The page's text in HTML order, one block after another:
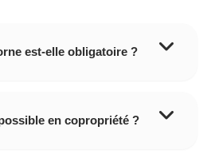
est-elle obligatoire ?
en copropriété ?